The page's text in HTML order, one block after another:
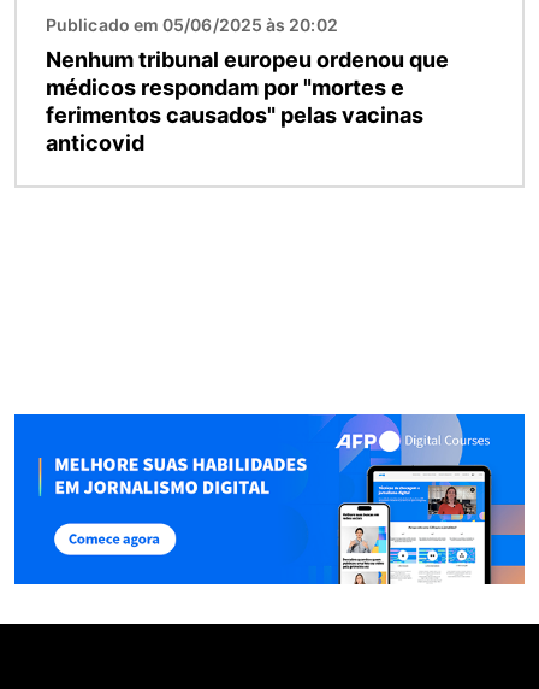
Publicado em 05/06/2025 às 20:02
Nenhum tribunal europeu ordenou que
médicos respondam por "mortes e
ferimentos causados" pelas vacinas
anticovid